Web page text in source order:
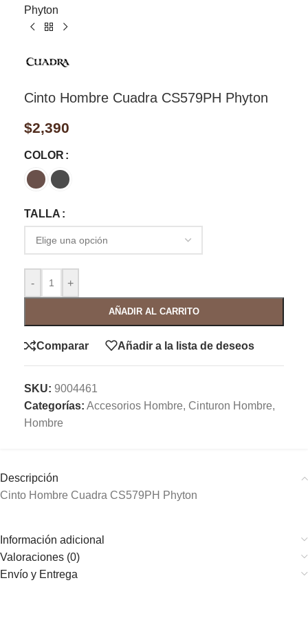
Phyton
Cinto Hombre Cuadra CS579PH Phyton
$2,390
COLOR
TALLA
- +
AÑADIR AL CARRITO
Comparar Añadir a la lista de deseos
SKU: 9004461
Categorías: Accesorios Hombre, Cinturon Hombre,
Hombre
Descripción
Cinto Hombre Cuadra CS579PH Phyton
Información adicional
Valoraciones (0)
Envío y Entrega